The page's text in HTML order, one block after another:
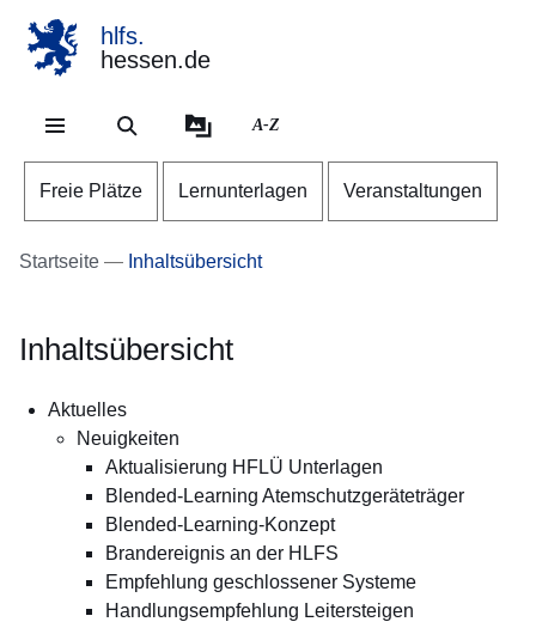
hlfs.
hessen.de
A-Z
Freie Plätze Lernunterlagen Veranstaltungen
Startseite Inhaltsübersicht
Inhaltsübersicht
Aktuelles
Neuigkeiten
Aktualisierung HFLÜ Unterlagen
Blended-Learning Atemschutzgeräteträger
Blended-Learning-Konzept
Brandereignis an der HLFS
Empfehlung geschlossener Systeme
Handlungsempfehlung Leitersteigen